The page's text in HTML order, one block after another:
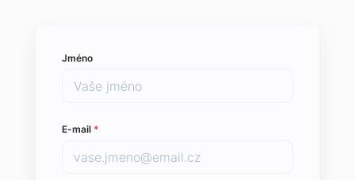
Jméno
E-mail *